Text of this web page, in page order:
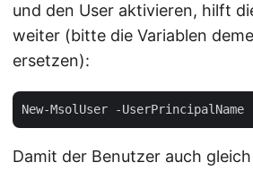
und den User aktivieren, hilft
weiter (bitte die Variablen
ersetzen):
Damit der Benutzer auch